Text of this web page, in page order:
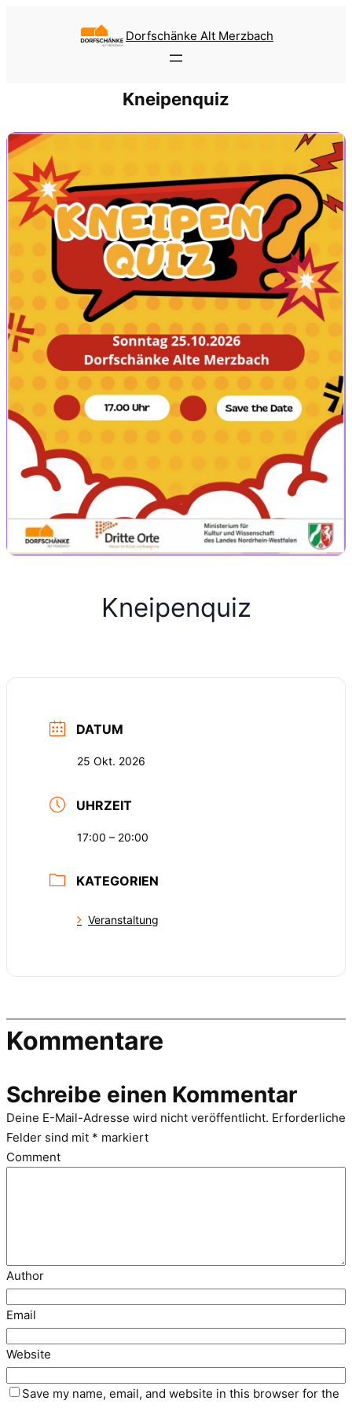
Dorfschänke Alt Merzbach
Kneipenquiz
Kneipenquiz
DATUM
25 Okt. 2026
UHRZEIT
17:00 – 20:00
KATEGORIEN
Veranstaltung
Kommentare
Schreibe einen Kommentar
Deine E-Mail-Adresse wird nicht veröffentlicht. Erforderliche
Felder sind mit * markiert
Comment
Author
Email
Website
Save my name, email, and website in this browser for the